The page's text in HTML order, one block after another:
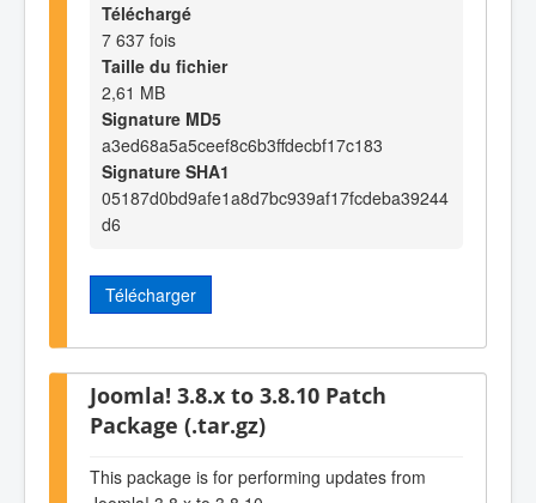
Téléchargé
7 637 fois
Taille du fichier
2,61 MB
Signature MD5
a3ed68a5a5ceef8c6b3ffdecbf17c183
Signature SHA1
05187d0bd9afe1a8d7bc939af17fcdeba39244
d6
Télécharger
Joomla! 3.8.x to 3.8.10 Patch
Package (.tar.gz)
This package is for performing updates from